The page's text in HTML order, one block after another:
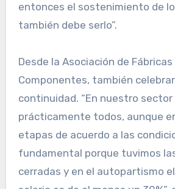
entonces el sostenimiento de
también debe serlo”.
Desde la Asociación de
Componentes, también
continuidad. “En nuestro sector
prácticamente todos, aunque
etapas de acuerdo a las
fundamental porque tuvimos
cerradas y en el autopartismo